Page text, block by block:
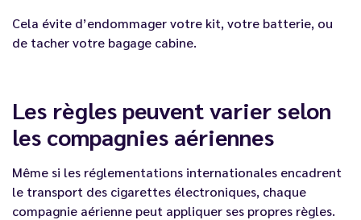
Cela évite d’endommager votre kit, votre batterie, ou
de tacher votre bagage cabine.
Les règles peuvent varier selon
les compagnies aériennes
Même si les réglementations internationales encadrent
le transport des cigarettes électroniques, chaque
compagnie aérienne peut appliquer ses propres règles.